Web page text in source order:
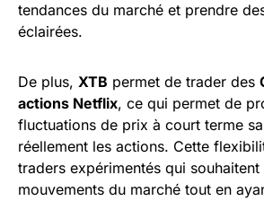
tendances du marché et prendre
éclairées.
De plus, XTB permet de trader des
actions Netflix, ce qui permet de
fluctuations de prix à court terme
réellement les actions. Cette
traders expérimentés qui
mouvements du marché tout en